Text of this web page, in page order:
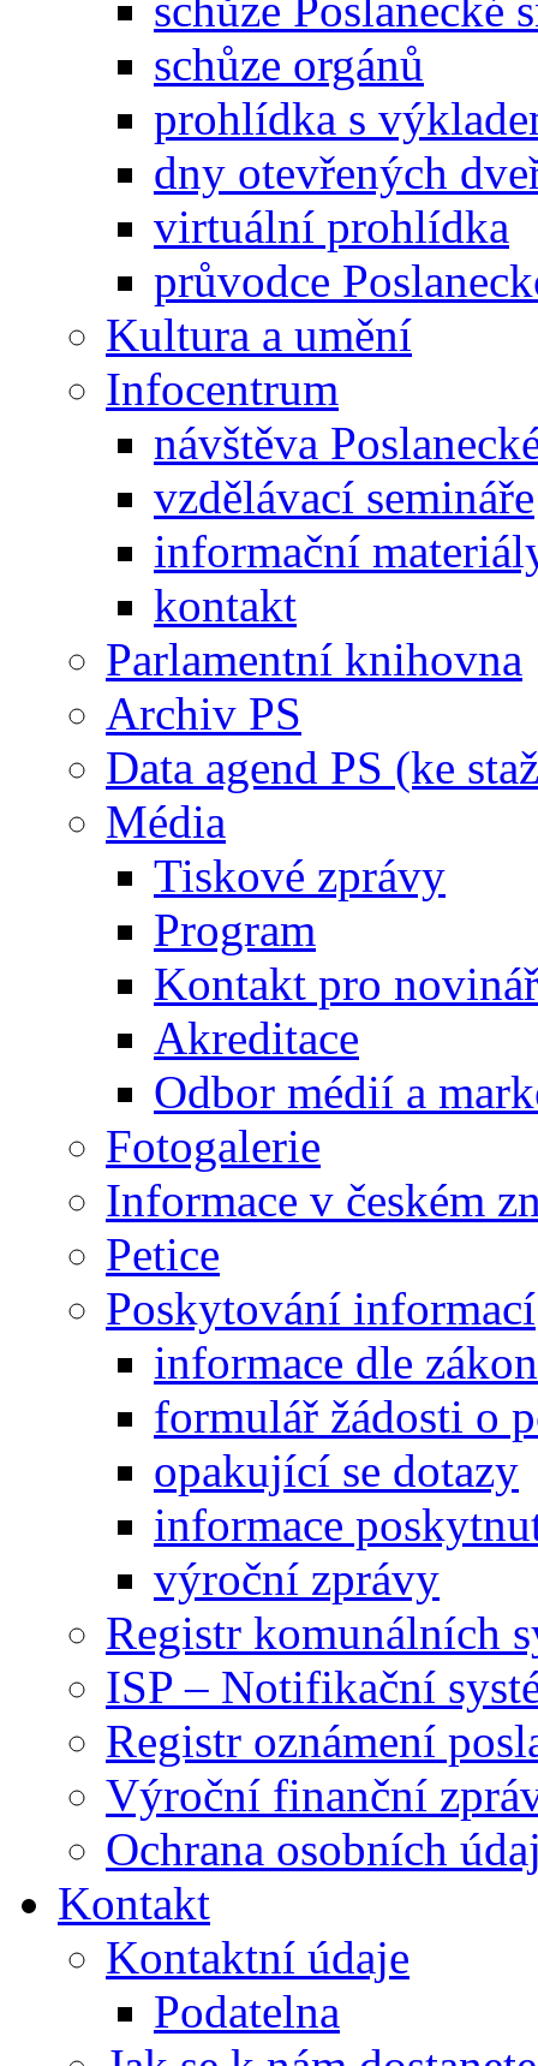
schůze Poslanecké
schůze orgánů
prohlídka s
dny otevřených
virtuální prohlídka
průvodce
Kultura a umění
Infocentrum
návštěva
vzdělávací semináře
informační
kontakt
Parlamentní knihovna
Archiv PS
Data agend PS (ke
Média
Tiskové zprávy
Program
Kontakt pro
Akreditace
Odbor médií a
Fotogalerie
Informace v českém
Petice
Poskytování informací
informace dle
formulář žádosti o
opakující se dotazy
informace
výroční zprávy
Registr komunálních
ISP – Notifikační
Registr oznámení
Výroční finanční
Ochrana osobních
Kontakt
Kontaktní údaje
Podatelna